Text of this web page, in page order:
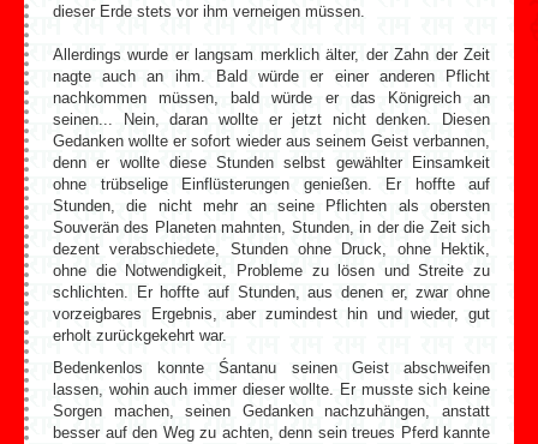
dieser Erde stets vor ihm verneigen müssen.
Allerdings wurde er langsam merklich älter, der Zahn der Zeit
nagte auch an ihm. Bald würde er einer anderen Pflicht
nachkommen müssen, bald würde er das Königreich an
seinen... Nein, daran wollte er jetzt nicht denken. Diesen
Gedanken wollte er sofort wieder aus seinem Geist verbannen,
denn er wollte diese Stunden selbst gewählter Einsamkeit
ohne trübselige Einflüsterungen genießen. Er hoffte auf
Stunden, die nicht mehr an seine Pflichten als obersten
Souverän des Planeten mahnten, Stunden, in der die Zeit sich
dezent verabschiedete, Stunden ohne Druck, ohne Hektik,
ohne die Notwendigkeit, Probleme zu lösen und Streite zu
schlichten. Er hoffte auf Stunden, aus denen er, zwar ohne
vorzeigbares Ergebnis, aber zumindest hin und wieder, gut
erholt zurückgekehrt war.
Bedenkenlos konnte Śantanu seinen Geist abschweifen
lassen, wohin auch immer dieser wollte. Er musste sich keine
Sorgen machen, seinen Gedanken nachzuhängen, anstatt
besser auf den Weg zu achten, denn sein treues Pferd kannte